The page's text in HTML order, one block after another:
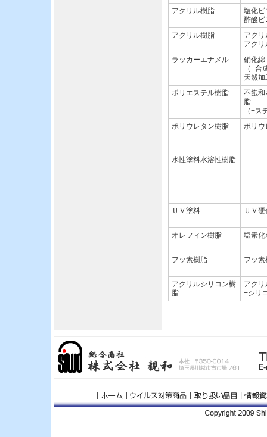
アクリル樹脂
塩化ビ
酢酸ビ
アクリル樹脂
アク
アク
ラッカーエナメル
硝化綿
（+合
天然
ポリエステル樹脂
不飽和
脂
（+ス
ポリウレタン樹脂
ポリウ
水性塗料水溶性樹脂
ＵＶ塗料 ＵＶ
オレフィン樹脂 塩素化
フッ素樹脂 フッ素
アクリルシリコン樹
脂
アクリ
+シリ